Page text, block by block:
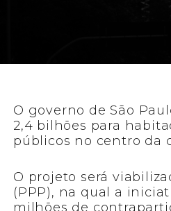
O governo de São
2,4 bilhões para
públicos no centro da
O projeto será
(PPP), na qual a
milhões de